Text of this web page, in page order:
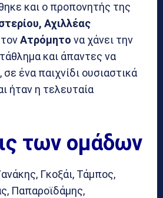
και ο προπονητής της
Αχιλλέας
Ατρόμητο να χάνει την
και άπαντες να
σε ένα παιχνίδι ουσιαστικά
ήταν η τελευταία
των ομάδων
Γκοξάι, Τάμπος,
Παπαροϊδάμης,